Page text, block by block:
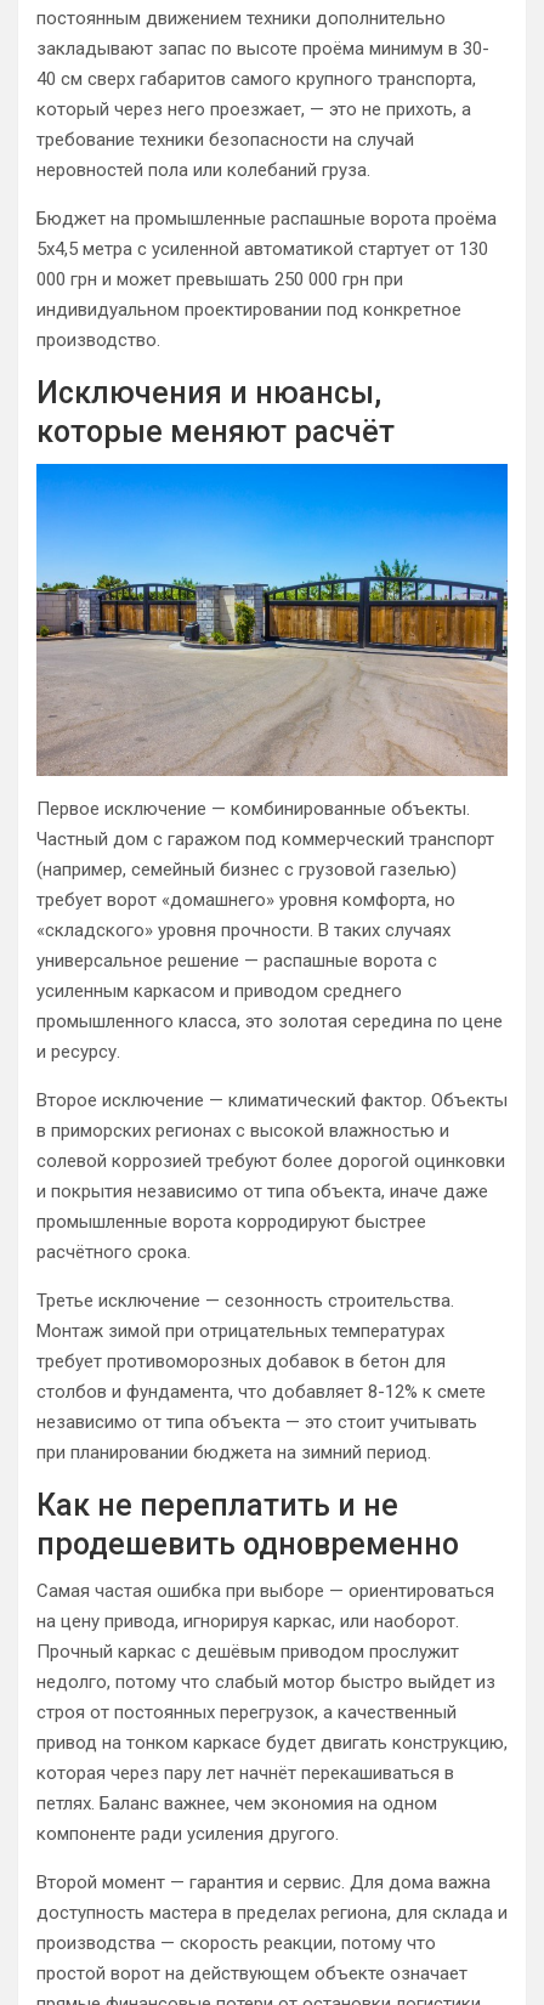
постоянным движением техники дополнительно
закладывают запас по высоте проёма минимум в 30-
40 см сверх габаритов самого крупного транспорта,
который через него проезжает, — это не прихоть, а
требование техники безопасности на случай
неровностей пола или колебаний груза.
Бюджет на промышленные распашные ворота проёма
5х4,5 метра с усиленной автоматикой стартует от 130
000 грн и может превышать 250 000 грн при
индивидуальном проектировании под конкретное
производство.
Исключения и нюансы,
которые меняют расчёт
Первое исключение — комбинированные объекты.
Частный дом с гаражом под коммерческий транспорт
(например, семейный бизнес с грузовой газелью)
требует ворот «домашнего» уровня комфорта, но
«складского» уровня прочности. В таких случаях
универсальное решение — распашные ворота с
усиленным каркасом и приводом среднего
промышленного класса, это золотая середина по цене
и ресурсу.
Второе исключение — климатический фактор. Объекты
в приморских регионах с высокой влажностью и
солевой коррозией требуют более дорогой оцинковки
и покрытия независимо от типа объекта, иначе даже
промышленные ворота корродируют быстрее
расчётного срока.
Третье исключение — сезонность строительства.
Монтаж зимой при отрицательных температурах
требует противоморозных добавок в бетон для
столбов и фундамента, что добавляет 8-12% к смете
независимо от типа объекта — это стоит учитывать
при планировании бюджета на зимний период.
Как не переплатить и не
продешевить одновременно
Самая частая ошибка при выборе — ориентироваться
на цену привода, игнорируя каркас, или наоборот.
Прочный каркас с дешёвым приводом прослужит
недолго, потому что слабый мотор быстро выйдет из
строя от постоянных перегрузок, а качественный
привод на тонком каркасе будет двигать конструкцию,
которая через пару лет начнёт перекашиваться в
петлях. Баланс важнее, чем экономия на одном
компоненте ради усиления другого.
Второй момент — гарантия и сервис. Для дома важна
доступность мастера в пределах региона, для склада и
производства — скорость реакции, потому что
простой ворот на действующем объекте означает